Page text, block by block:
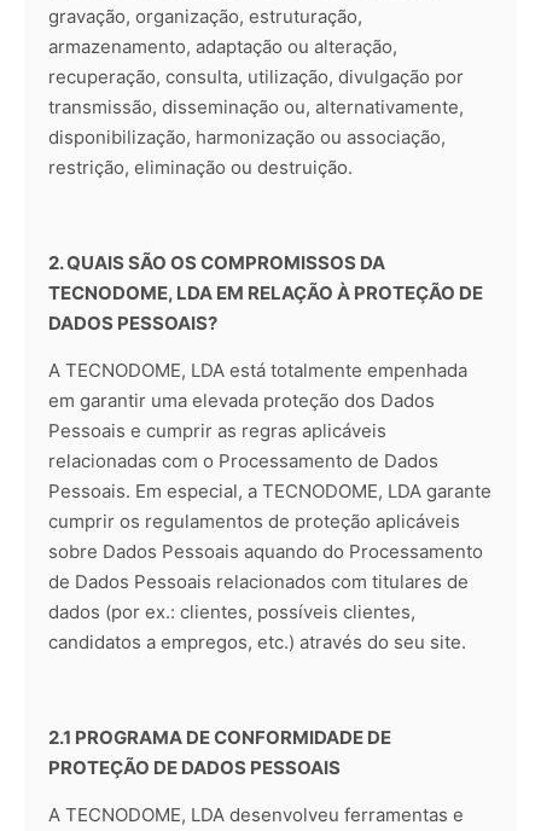
gravação, organização, estruturação,
armazenamento, adaptação ou alteração,
recuperação, consulta, utilização, divulgação por
transmissão, disseminação ou, alternativamente,
disponibilização, harmonização ou associação,
restrição, eliminação ou destruição.
2. QUAIS SÃO OS COMPROMISSOS DA
TECNODOME, LDA EM RELAÇÃO À PROTEÇÃO DE
DADOS PESSOAIS?
A TECNODOME, LDA está totalmente empenhada
em garantir uma elevada proteção dos Dados
Pessoais e cumprir as regras aplicáveis
relacionadas com o Processamento de Dados
Pessoais. Em especial, a TECNODOME, LDA garante
cumprir os regulamentos de proteção aplicáveis
sobre Dados Pessoais aquando do Processamento
de Dados Pessoais relacionados com titulares de
dados (por ex.: clientes, possíveis clientes,
candidatos a empregos, etc.) através do seu site.
2.1 PROGRAMA DE CONFORMIDADE DE
PROTEÇÃO DE DADOS PESSOAIS
A TECNODOME, LDA desenvolveu ferramentas e